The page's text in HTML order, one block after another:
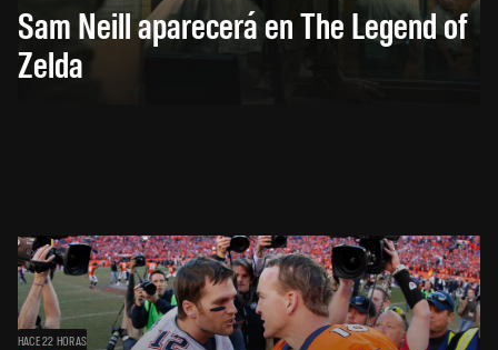
Sam Neill aparecerá en The Legend of
Zelda
HACE 22 HORAS